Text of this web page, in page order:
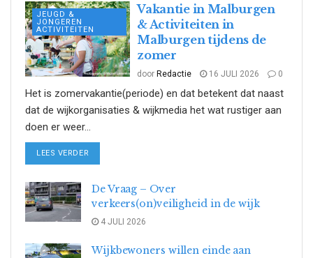
JEUGD &
JONGEREN
ACTIVITEITEN
Vakantie in Malburgen
& Activiteiten in
Malburgen tijdens de
zomer
door Redactie 16 JULI 2026 0
Het is zomervakantie(periode) en dat betekent dat naast
dat de wijkorganisaties & wijkmedia het wat rustiger aan
doen er weer...
LEES VERDER
De Vraag – Over
verkeers(on)veiligheid in de wijk
4 JULI 2026
Wijkbewoners willen einde aan